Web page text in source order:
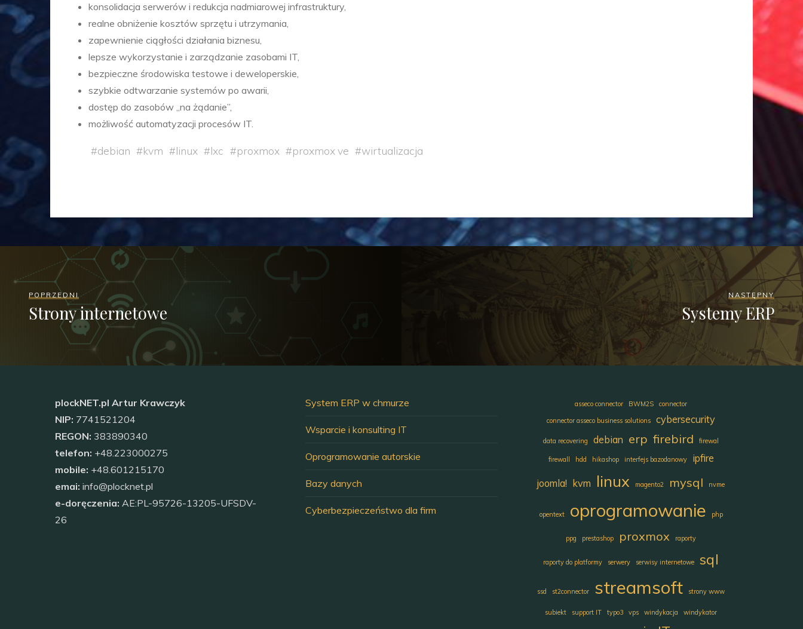
konsolidacja serwerów i redukcja nadmiarowej infrastruktury,
realne obniżenie kosztów sprzętu i utrzymania,
zapewnienie ciągłości działania biznesu,
lepsze wykorzystanie i zarządzanie zasobami IT,
bezpieczne środowiska testowe i deweloperskie,
szybkie odtwarzanie systemów po awarii,
dostęp do zasobów „na żądanie”,
możliwość automatyzacji procesów IT.
#debian #kvm #linux #lxc #proxmox #proxmox ve #wirtualizacja
POPRZEDNI
Strony internetowe
NASTĘPNY
Systemy ERP
plockNET.pl Artur Krawczyk
NIP: 7741521204
REGON: 383890340
telefon: +48.223000275
mobile: +48.601215170
emai: info@plocknet.pl
e-doręczenia: AE:PL-95726-13205-UFSDV-
26
System ERP w chmurze
Wsparcie i konsulting IT
Oprogramowanie autorskie
Bazy danych
Cyberbezpieczeństwo dla firm
asseco connector BWM2S
connector
connector asseco business solutions
cybersecurity
data recovering debian erp firebird firewal
firewall hdd hikashop interfejs bazodanowy ipfire
joomla! kvm linux magento2 mysql nvme
opentext oprogramowanie php
ppg prestashop proxmox raporty
raporty do platformy serwery serwisy internetowe sql
ssd st2connector streamsoft strony www
subiekt support IT typo3 vps windykacja windykator